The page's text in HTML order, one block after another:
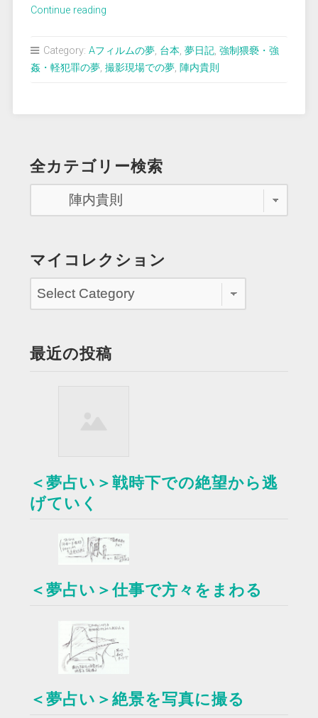
Continue reading“＜
い
画
影
孤
独
わ
う”
Category: Aフィルムの夢, 台本, 夢日記, 強制猥褻・強
姦・軽犯罪の夢, 撮影現場での夢, 陣内貴則
全カテゴリー検索
マイコレクション
最近の投稿
＜夢占い＞戦時下での絶望から逃
げていく
＜夢占い＞仕事で方々をまわる
＜夢占い＞絶景を写真に撮る